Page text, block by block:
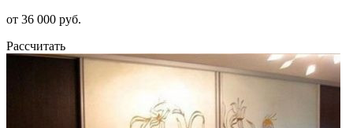
от 36 000 руб.
Рассчитать